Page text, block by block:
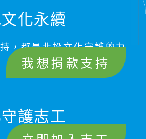
化永續
，都是北投文化守護的力
我想捐款支持
護志工